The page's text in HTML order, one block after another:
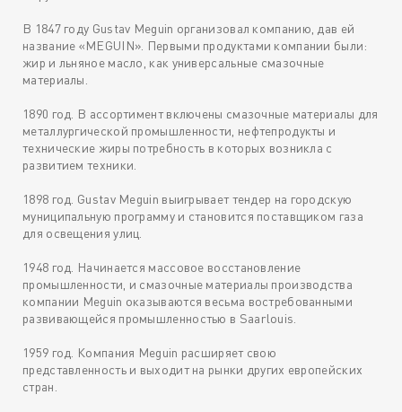
В 1847 году Gustav Meguin организовал компанию, дав ей
название «MEGUIN». Первыми продуктами компании были:
жир и льняное масло, как универсальные смазочные
материалы.
1890 год. В ассортимент включены смазочные материалы для
металлургической промышленности, нефтепродукты и
технические жиры потребность в которых возникла с
развитием техники.
1898 год. Gustav Meguin выигрывает тендер на городскую
муниципальную программу и становится поставщиком газа
для освещения улиц.
1948 год. Начинается массовое восстановление
промышленности, и смазочные материалы производства
компании Meguin оказываются весьма востребованными
развивающейся промышленностью в Saarlouis.
1959 год. Компания Meguin расширяет свою
представленность и выходит на рынки других европейских
стран.